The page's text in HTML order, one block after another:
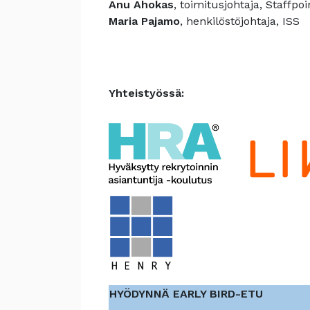
Anu Ahokas, toimitusjohtaja,
Maria Pajamo, henkilöstöjohtaja, ISS
Yhteistyössä:
HYÖDYNNÄ EARLY BIRD-ETU